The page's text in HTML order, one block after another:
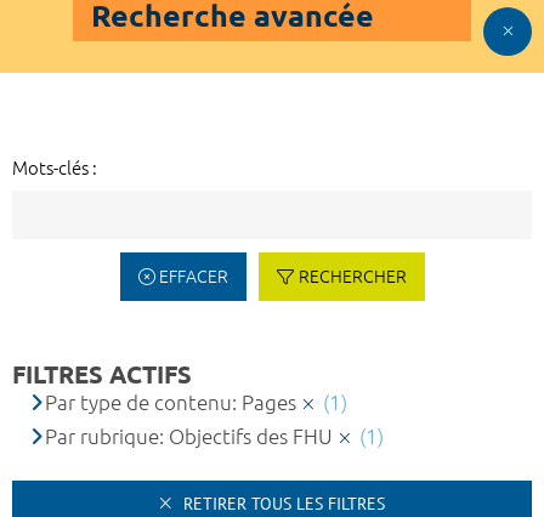
Recherche avancée
Mots-clés :
EFFACER RECHERCHER
FILTRES ACTIFS
Par type de contenu: Pages
(1)
Par rubrique: Objectifs des FHU
(1)
RETIRER TOUS LES FILTRES